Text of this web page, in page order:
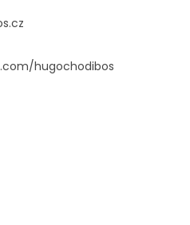
hugochodibos